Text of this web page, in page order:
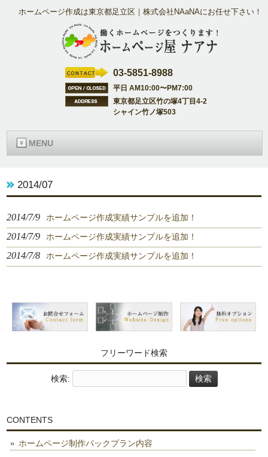
ホームページ作成は東京都足立区｜株式会社NAaNAにお任せ下さい！
03-5851-8988
平日 AM10:00〜PM7:00
東京都足立区竹の塚4丁目4-2
シャイン竹ノ塚503
MENU
2014/07
2014/7/9 ホームページ作成実績サンプルを追加！
2014/7/9 ホームページ作成実績サンプルを追加！
2014/7/8 ホームページ作成実績サンプルを追加！
フリーワード検索
検索:
CONTENTS
ホームページ制作パックプラン内容